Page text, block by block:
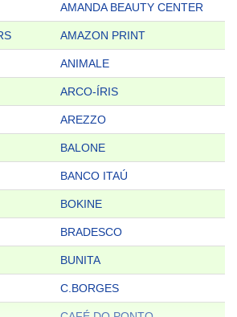
AMANDA BEAUTY CENTER
AMAZON PRINT
ANIMALE
ARCO-ÍRIS
AREZZO
BALONE
BANCO ITAÚ
BOKINE
BRADESCO
BUNITA
C.BORGES